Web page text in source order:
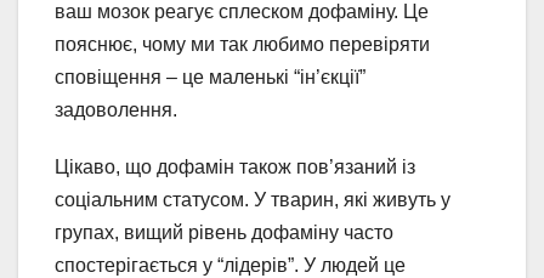
ваш мозок реагує сплеском дофаміну. Це
пояснює, чому ми так любимо перевіряти
сповіщення – це маленькі “ін’єкції”
задоволення.
Цікаво, що дофамін також пов’язаний із
соціальним статусом. У тварин, які живуть у
групах, вищий рівень дофаміну часто
спостерігається у “лідерів”. У людей це